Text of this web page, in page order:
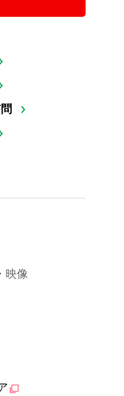
映像